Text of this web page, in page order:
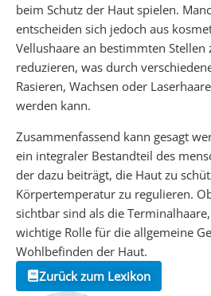
beim Schutz der Haut spielen.
entscheiden sich jedoch aus
Vellushaare an bestimmten Stellen
reduzieren, was durch
Rasieren, Wachsen oder
werden kann.
Zusammenfassend kann gesagt
ein integraler Bestandteil des
der dazu beiträgt, die Haut zu
Körpertemperatur zu regulieren.
sichtbar sind als die
wichtige Rolle für die allgemeine
Wohlbefinden der Haut.
Zurück zum Lexikon